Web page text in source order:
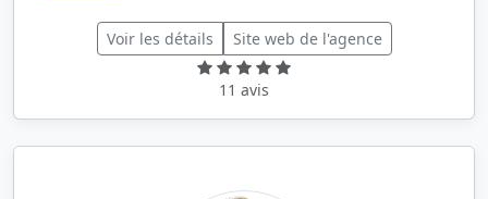
Voir les détails Site web de l'agence
11 avis